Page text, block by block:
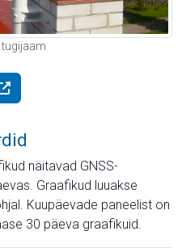
näitavad GNSS-
Graafikud luuakse
Kuupäevade paneelist on
30 päeva graafikuid.